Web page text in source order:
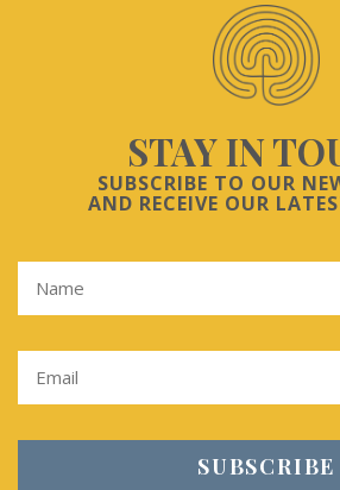
STAY IN
SUBSCRIBE TO OUR
AND RECEIVE OUR